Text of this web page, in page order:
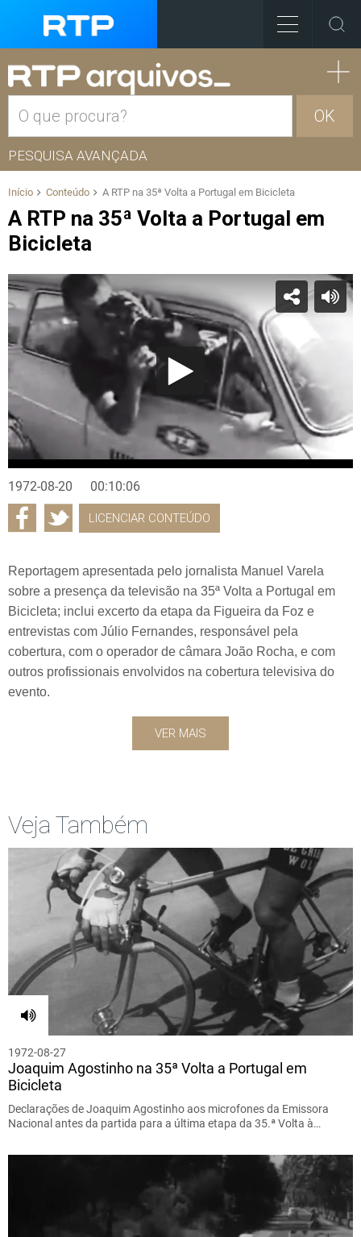
OK
PESQUISA AVANÇADA
Início Conteúdo A RTP na 35ª Volta a Portugal em Bicicleta
A RTP na 35ª Volta a Portugal em
Bicicleta
1972-08-20 00:10:06
LICENCIAR CONTEÚDO
Reportagem apresentada pelo jornalista Manuel Varela
sobre a presença da televisão na 35ª Volta a Portugal em
Bicicleta; inclui excerto da etapa da Figueira da Foz e
entrevistas com Júlio Fernandes, responsável pela
cobertura, com o operador de câmara João Rocha, e com
outros profissionais envolvidos na cobertura televisiva do
evento.
VER MAIS
Veja Também
1972-08-27
Joaquim Agostinho na 35ª Volta a Portugal em
Bicicleta
Declarações de Joaquim Agostinho aos microfones da Emissora
Nacional antes da partida para a última etapa da 35.ª Volta à…